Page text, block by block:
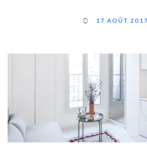
17 AOÛT 2017